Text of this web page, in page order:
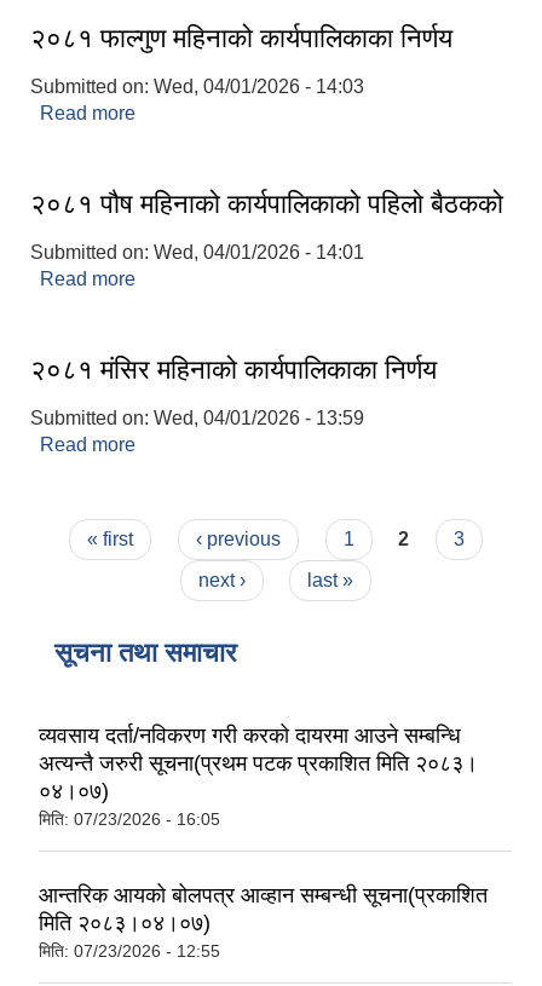
२०८१ फाल्गुण महिनाको कार्यपालिकाका निर्णय
Submitted on: Wed, 04/01/2026 - 14:03
Read more
२०८१ पौष महिनाको कार्यपालिकाको पहिलो बैठकको
Submitted on: Wed, 04/01/2026 - 14:01
Read more
२०८१ मंसिर महिनाको कार्यपालिकाका निर्णय
Submitted on: Wed, 04/01/2026 - 13:59
Read more
Pages
« first ‹ previous 1 2
3
next ›
last »
सूचना तथा समाचार
व्यवसाय दर्ता/नविकरण गरी करको दायरमा आउने सम्बन्धि
अत्यन्तै जरुरी सूचना(प्रथम पटक प्रकाशित मिति २०८३।
०४।०७)
मिति: 07/23/2026 - 16:05
आन्तरिक आयको बोलपत्र आव्हान सम्बन्धी सूचना(प्रकाशित
मिति २०८३।०४।०७)
मिति: 07/23/2026 - 12:55